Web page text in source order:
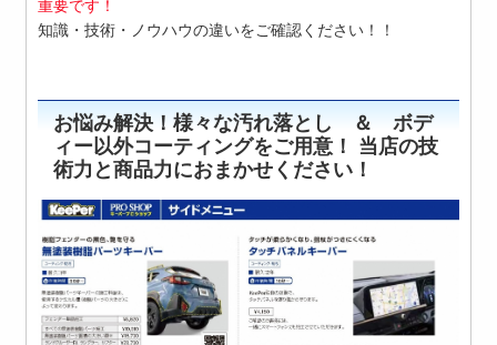
重要です！
知識・技術・ノウハウの違いをご確認ください！！
お悩み解決！様々な汚れ落とし ＆ ボデ
ィー以外コーティングをご用意！ 当店の技
術力と商品力におまかせください！